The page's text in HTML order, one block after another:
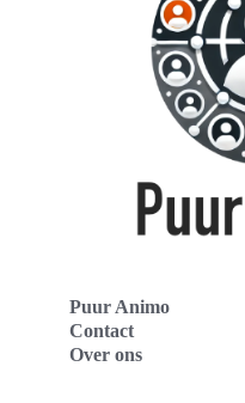
Puur Animo
Contact
Over ons